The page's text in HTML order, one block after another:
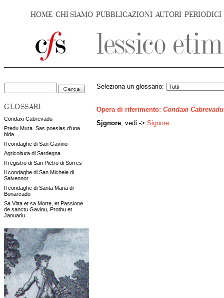
HOME CHI SIAMO PUBBLICAZIONI AUTORI PERIODICI
GLOSSARI
Condaxi Cabrevadu
Predu Mura. Sas poesias d'una
bida
Il condaghe di San Gavino
Agricoltura di Sardegna
Il registro di San Pietro di Sorres
Il condaghe di San Michele di
Salvennor
Il condaghe di Santa Maria di
Bonarcado
Sa Vitta et sa Morte, et Passione
de sanctu Gavinu, Prothu et
Januariu
Seleziona un glossario:
Opera di riferimento: Condaxi Cabrevadu
Sjgnore , vedi -> Signore